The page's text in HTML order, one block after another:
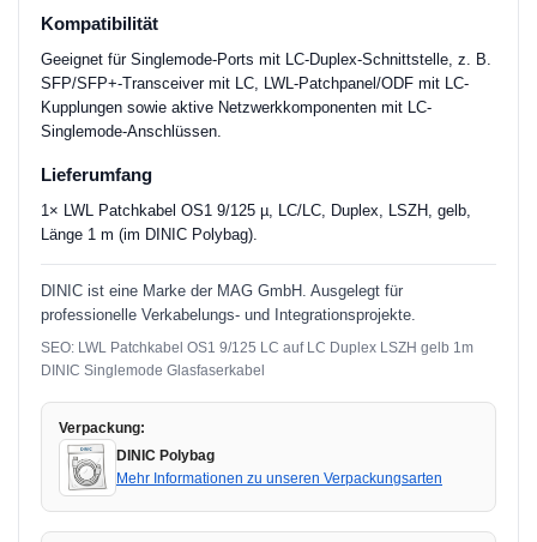
Kompatibilität
Geeignet für Singlemode-Ports mit LC-Duplex-Schnittstelle, z. B.
SFP/SFP+-Transceiver mit LC, LWL-Patchpanel/ODF mit LC-
Kupplungen sowie aktive Netzwerkkomponenten mit LC-
Singlemode-Anschlüssen.
Lieferumfang
1× LWL Patchkabel OS1 9/125 µ, LC/LC, Duplex, LSZH, gelb,
Länge 1 m (im DINIC Polybag).
DINIC ist eine Marke der MAG GmbH. Ausgelegt für
professionelle Verkabelungs- und Integrationsprojekte.
SEO: LWL Patchkabel OS1 9/125 LC auf LC Duplex LSZH gelb 1m
DINIC Singlemode Glasfaserkabel
Verpackung:
DINIC Polybag
Mehr Informationen zu unseren Verpackungsarten